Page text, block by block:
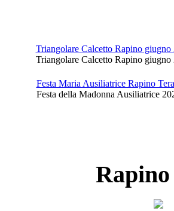
Triangolare Calcetto Rapino giugno
Triangolare Calcetto Rapino giugno
Festa Maria Ausiliatrice Rapino
Festa della Madonna Ausiliatrice
Rapino